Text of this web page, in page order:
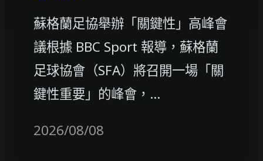
蘇格蘭足協舉辦「關鍵性」高峰會
議根據 BBC Sport 報導，蘇格蘭
足球協會（SFA）將召開一場「關
鍵性重要」的峰會，…
2026/08/08